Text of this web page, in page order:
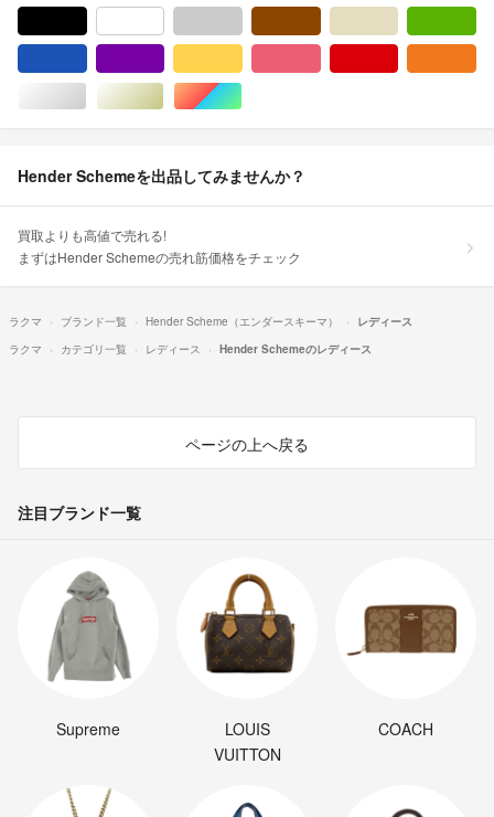
シルバー/銀色系ゴールド/金色系マルチカラー
Hender Schemeを出品してみませんか？
買取よりも高値で売れる!
まずはHender Schemeの売れ筋価格をチェック
ラクマ ブランド一覧 Hender Scheme（エンダースキーマ）
レディース
ラクマ
カテゴリ一覧 レディース Hender Schemeのレディース
ページの上へ戻る
注目ブランド一覧
Supreme
LOUIS
VUITTON
COACH